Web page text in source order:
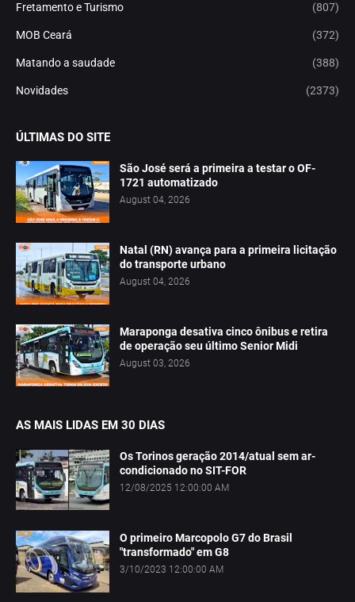
Fretamento e Turismo (807)
MOB Ceará (372)
Matando a saudade (388)
Novidades (2373)
ÚLTIMAS DO SITE
São José será a primeira a testar o OF-
1721 automatizado
August 04, 2026
Natal (RN) avança para a primeira licitação
do transporte urbano
August 04, 2026
Maraponga desativa cinco ônibus e retira
de operação seu último Senior Midi
August 03, 2026
AS MAIS LIDAS EM 30 DIAS
Os Torinos geração 2014/atual sem ar-
condicionado no SIT-FOR
12/08/2025 12:00:00 AM
O primeiro Marcopolo G7 do Brasil
"transformado" em G8
3/10/2023 12:00:00 AM